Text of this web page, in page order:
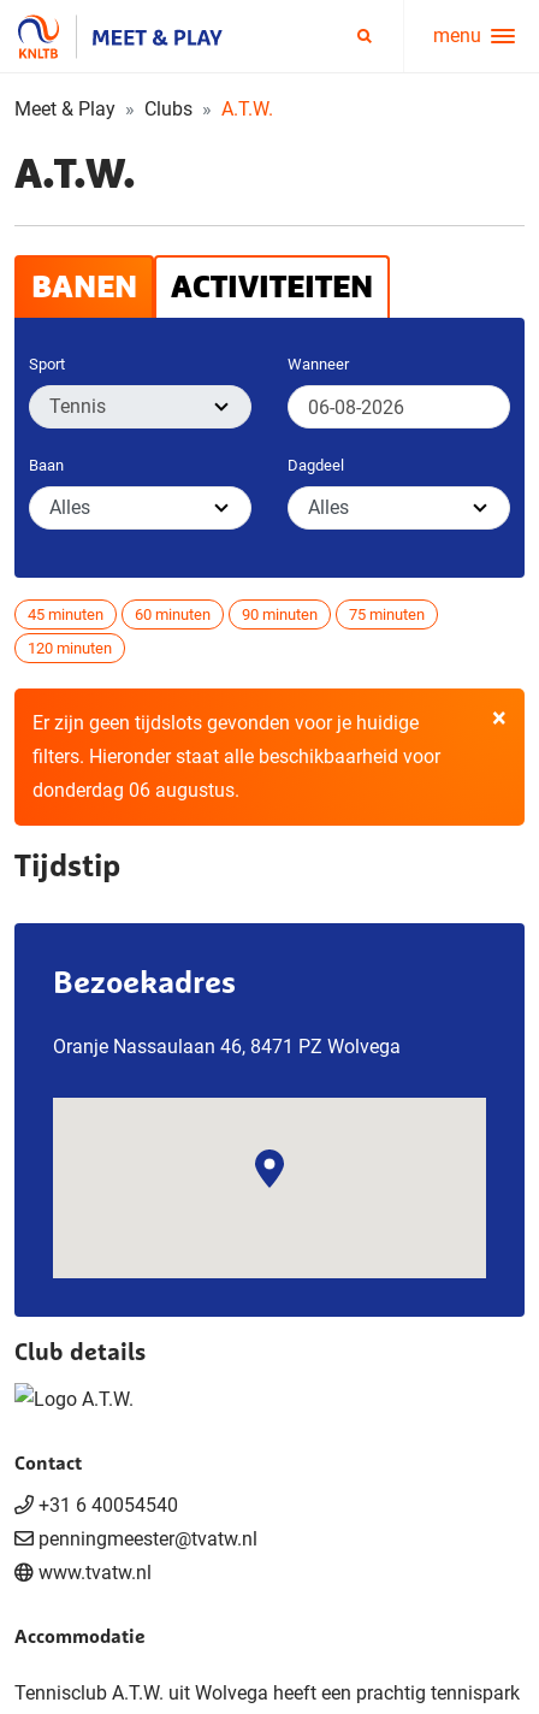
Service
menu
menu
Meet & Play Clubs A.T.W.
A.T.W.
BANEN ACTIVITEITEN
Sport Wanneer
Baan Dagdeel
45 minuten 60 minuten 90 minuten
75 minuten
120 minuten
×
Er zijn geen tijdslots gevonden voor je huidige
filters. Hieronder staat alle beschikbaarheid voor
donderdag 06 augustus.
Tijdstip
Bezoekadres
Oranje Nassaulaan 46, 8471 PZ Wolvega
Club details
Contact
+31 6 40054540
penningmeester@tvatw.nl
www.tvatw.nl
Accommodatie
Tennisclub A.T.W. uit Wolvega heeft een prachtig tennispark